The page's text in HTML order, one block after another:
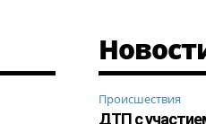
Происшествия
ДТП с